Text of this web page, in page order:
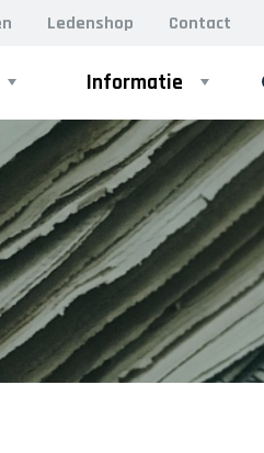
Ledenshop Contact
Informatie
ZOEK